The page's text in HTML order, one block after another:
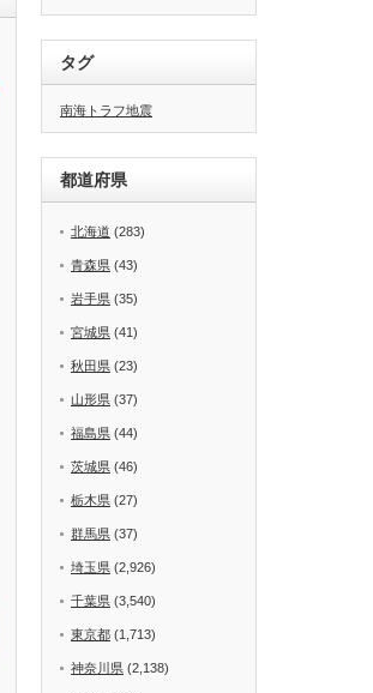
タグ
南海トラフ地震
都道府県
北海道 (283)
青森県 (43)
岩手県 (35)
宮城県 (41)
秋田県 (23)
山形県 (37)
福島県 (44)
茨城県 (46)
栃木県 (27)
群馬県 (37)
埼玉県 (2,926)
千葉県 (3,540)
東京都 (1,713)
神奈川県 (2,138)